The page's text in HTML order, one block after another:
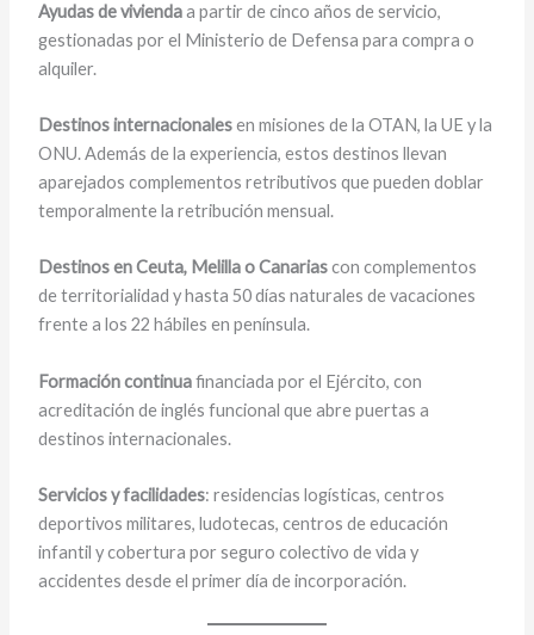
Ayudas de viviendaa partir de cinco años de servicio,
gestionadas por el Ministerio de Defensa para compra o
alquiler.
Destinos internacionalesen misiones de la OTAN, la UE y la
ONU. Además de la experiencia, estos destinos llevan
aparejados complementos retributivos que pueden doblar
temporalmente la retribución mensual.
Destinos en Ceuta, Melilla o Canariascon complementos
de territorialidad y hasta 50 días naturales de vacaciones
frente a los 22 hábiles en península.
Formación continuafinanciada por el Ejército, con
acreditación de inglés funcional que abre puertas a
destinos internacionales.
Servicios y facilidades: residencias logísticas, centros
deportivos militares, ludotecas, centros de educación
infantil y cobertura por seguro colectivo de vida y
accidentes desde el primer día de incorporación.